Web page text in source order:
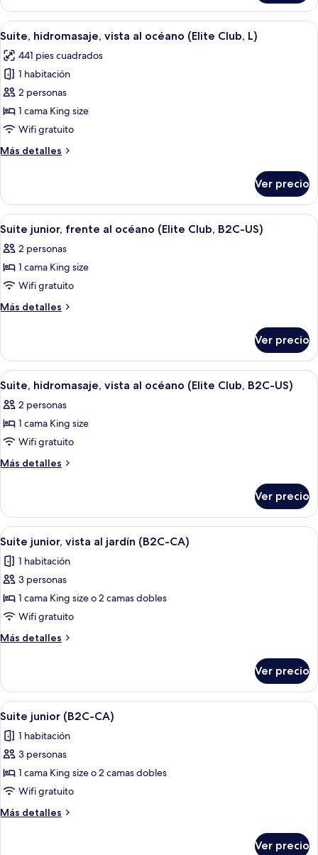
Club,
L)
junior,
frente
al
(Elite
Club,
Abrir
todas
las
fotos
de
Suite,
hidromasaje,
al
Club,
L)
Una habitación de hotel moderna
8
Suite, hidromasaje, vista al océano (Elite Club, L)
441 pies cuadrados
1 habitación
2 personas
1 cama King size
Wifi gratuito
Más detalles
Más
hidromasaje,
vista
al
océano
(Elite
Club,
Ver precio
Abrir
todas
las
fotos
de
Suite
al
océano
(Elite
Club,
B2C-
US)
Habitación de hotel con cama,
7
Suite junior, frente al océano (Elite Club, B2C-US)
2 personas
1 cama King size
Wifi gratuito
Más detalles
Más
junior,
frente
al
(Elite
Club,
US)
Ver precio
Abrir
todas
las
fotos
de
Suite,
al
océano
(Elite
Club,
B2C-
US)
Habitación de hotel moderna con
7
Suite, hidromasaje, vista al océano (Elite Club, B2C-US)
2 personas
1 cama King size
Wifi gratuito
Más detalles
Más
hidromasaje,
vista
al
océano
(Elite
Club,
US)
Ver precio
Abrir
todas
las
fotos
de
Suite
junior,
vista
jardín
(B2C-
CA)
Una habitación de hotel moderna
6
Suite junior, vista al jardín (B2C-CA)
1 habitación
3 personas
1 cama King size o 2 camas dobles
Wifi gratuito
Más detalles
Más
junior,
vista
al
(B2C-
CA)
Ver precio
Abrir
todas
las
fotos
de
Suite
junior
(B2C-
Una habitación de hotel moderna
5
Suite junior (B2C-CA)
1 habitación
3 personas
1 cama King size o 2 camas dobles
Wifi gratuito
Más detalles
Más
Ver precio